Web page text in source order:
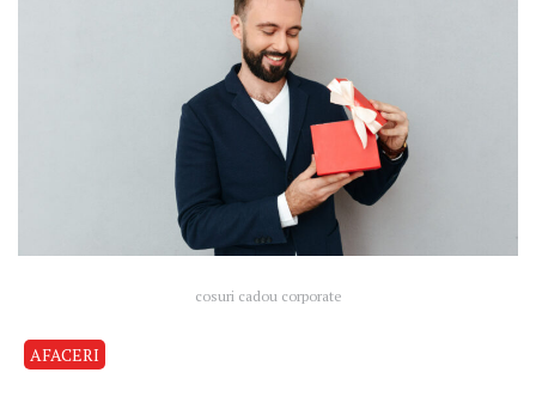
cosuri cadou corporate
AFACERI